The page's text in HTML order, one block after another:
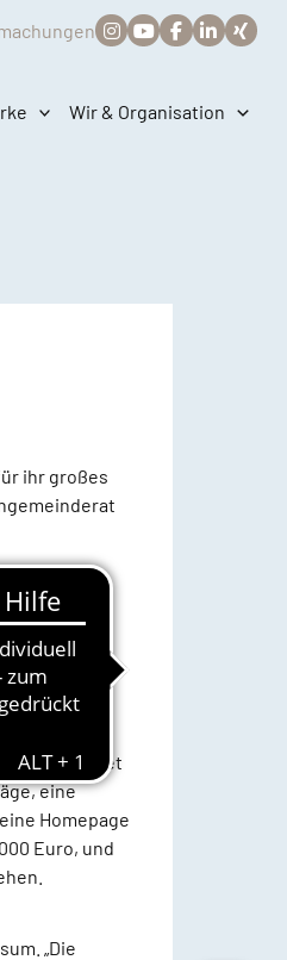
Wir & Organisation
ihr großes
mit
Bevölkerung
gearbeitet
eine
Homepage
Euro, und
„Die